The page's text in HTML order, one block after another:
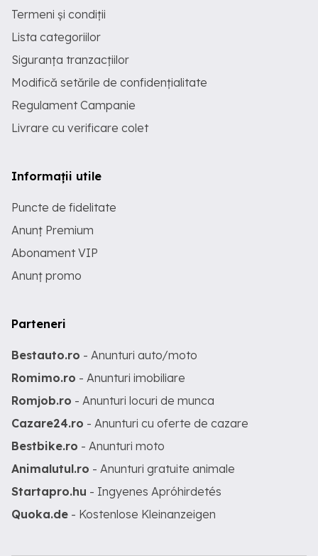
Termeni și condiții
Lista categoriilor
Siguranța tranzacțiilor
Modifică setările de confidențialitate
Regulament Campanie
Livrare cu verificare colet
Informații utile
Puncte de fidelitate
Anunț Premium
Abonament VIP
Anunț promo
Parteneri
Bestauto.ro - Anunturi auto/moto
Romimo.ro - Anunturi imobiliare
Romjob.ro - Anunturi locuri de munca
Cazare24.ro - Anunturi cu oferte de cazare
Bestbike.ro - Anunturi moto
Animalutul.ro - Anunturi gratuite animale
Startapro.hu - Ingyenes Apróhirdetés
Quoka.de - Kostenlose Kleinanzeigen